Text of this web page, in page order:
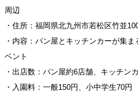
周辺
・住所：福岡県北九州市若松区竹並
・内容：パン屋とキッチンカーが集
ベント
・出店数：パン屋約6店舗、キッチン
・入園料：一般150円、小中学生70円